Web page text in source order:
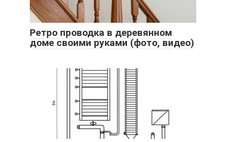
Ретро проводка в деревянном
доме своими руками (фото, видео)